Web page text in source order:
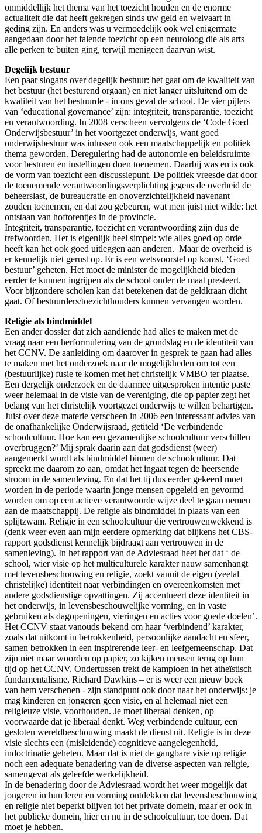
onmiddellijk het thema van het toezicht houden en de enorme
actualiteit die dat heeft gekregen sinds uw geld en welvaart in
geding zijn. En anders was u vermoedelijk ook wel enigermate
aangedaan door het falende toezicht op een neuroloog die als arts
alle perken te buiten ging, terwijl menigeen daarvan wist.
Degelijk bestuur
Een paar slogans over degelijk bestuur: het gaat om de kwaliteit van
het bestuur (het besturend orgaan) en niet langer uitsluitend om de
kwaliteit van het bestuurde - in ons geval de school. De vier pijlers
van ‘educational governance’ zijn: integriteit, transparantie, toezicht
en verantwoording. In 2008 verscheen vervolgens de ‘Code Goed
Onderwijsbestuur’ in het voortgezet onderwijs, want goed
onderwijsbestuur was intussen ook een maatschappelijk en politiek
thema geworden. Deregulering had de autonomie en beleidsruimte
voor besturen en instellingen doen toenemen. Daarbij was en is ook
de vorm van toezicht een discussiepunt. De politiek vreesde dat door
de toenemende verantwoordingsverplichting jegens de overheid de
beheerslast, de bureaucratie en onoverzichtelijkheid navenant
zouden toenemen, en dat zou gebeuren, wat men juist niet wilde: het
ontstaan van hoftorentjes in de provincie.
Integriteit, transparantie, toezicht en verantwoording zijn dus de
trefwoorden. Het is eigenlijk heel simpel: wie alles goed op orde
heeft kan het ook goed uitleggen aan anderen. Maar de overheid is
er kennelijk niet gerust op. Er is een wetsvoorstel op komst, ‘Goed
bestuur’ geheten. Het moet de minister de mogelijkheid bieden
eerder te kunnen ingrijpen als de school onder de maat presteert.
Voor bijzondere scholen kan dat betekenen dat de geldkraan dicht
gaat. Of bestuurders/toezichthouders kunnen vervangen worden.
Religie als bindmiddel
Een ander dossier dat zich aandiende had alles te maken met de
vraag naar een herformulering van de grondslag en de identiteit van
het CCNV. De aanleiding om daarover in gesprek te gaan had alles
te maken met het onderzoek naar de mogelijkheden om tot een
(bestuurlijke) fusie te komen met het christelijk VMBO ter plaatse.
Een dergelijk onderzoek en de daarmee uitgesproken intentie paste
weer helemaal in de visie van de vereniging, die op papier zegt het
belang van het christelijk voortgezet onderwijs te willen behartigen.
Juist over deze materie verscheen in 2006 een interessant advies van
de onafhankelijke Onderwijsraad, getiteld ‘De verbindende
schoolcultuur. Hoe kan een gezamenlijke schoolcultuur verschillen
overbruggen?’ Mij sprak daarin aan dat godsdienst (weer)
aangemerkt wordt als bindmiddel binnen de schoolcultuur. Dat
spreekt me daarom zo aan, omdat het ingaat tegen de heersende
stroom in de samenleving. En dat het tij dus eerder gekeerd moet
worden in de periode waarin jonge mensen opgeleid en gevormd
worden om op een actieve verantwoorde wijze deel te gaan nemen
aan de maatschappij. De religie als bindmiddel in plaats van een
splijtzwam. Religie in een schoolcultuur die vertrouwenwekkend is
(denk weer even aan mijn eerdere opmerking dat blijkens het CBS-
rapport godsdienst kennelijk bijdraagt aan vertrouwen in de
samenleving). In het rapport van de Adviesraad heet het dat ‘ de
school, wier visie op het multiculturele karakter nauw samenhangt
met levensbeschouwing en religie, zoekt vanuit de eigen (veelal
christelijke) identiteit naar verbindingen en overeenkomsten met
andere godsdienstige opvattingen. Zij accentueert deze identiteit in
het onderwijs, in levensbeschouwelijke vorming, en in vaste
gebruiken als dagopeningen, vieringen en acties voor goede doelen’.
Het CCNV staat vanouds bekend om haar ‘verbindend’ karakter,
zoals dat uitkomt in betrokkenheid, persoonlijke aandacht en sfeer,
samen betrokken in een inspirerende leer- en leefgemeenschap. Dat
zijn niet maar woorden op papier, zo kijken mensen terug op hun
tijd op het CCNV. Ondertussen trekt de kampioen in het atheïstisch
fundamentalisme, Richard Dawkins – er is weer een nieuw boek
van hem verschenen - zijn standpunt ook door naar het onderwijs: je
mag kinderen en jongeren geen visie, en al helemaal niet een
religieuze visie, voorhouden. Je moet liberaal denken, op
voorwaarde dat je liberaal denkt. Weg verbindende cultuur, een
gesloten wereldbeschouwing maakt de dienst uit. Religie is in deze
visie slechts een (misleidende) cognitieve aangelegenheid,
indoctrinatie geheten. Maar dat is niet de gangbare visie op religie
noch een adequate benadering van de diverse aspecten van religie,
samengevat als geleefde werkelijkheid.
In de benadering door de Adviesraad wordt het weer mogelijk dat
jongeren in hun leren en vorming ontdekken dat levensbeschouwing
en religie niet beperkt blijven tot het private domein, maar er ook in
het publieke domein, hier en nu in de schoolcultuur, toe doen. Dat
moet je hebben.